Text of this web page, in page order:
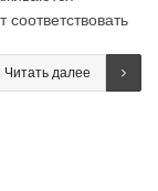
Читать далее